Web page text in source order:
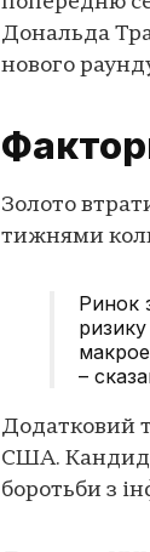
Дональда
нового
Золото
тижнями
Ринок
–
Додатковий
США.
боротьби з